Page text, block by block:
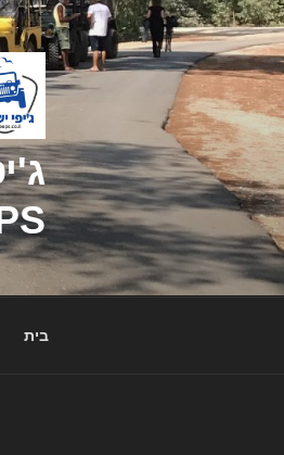
דילוג
לתוכן
בית